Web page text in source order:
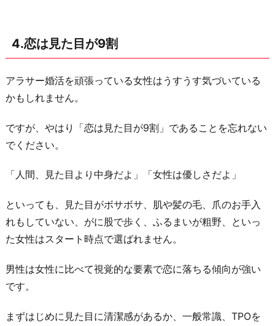
4.恋は見た目が9割
アラサー婚活を頑張っている女性はうすうす気づいている
かもしれません。
ですが、やはり「恋は見た目が9割」であることを忘れない
でください。
「人間、見た目より中身だよ」「女性は優しさだよ」
といっても、見た目がボサボサ、肌や髪の毛、爪のお手入
れもしていない、がに股で歩く、ふるまいが粗野、といっ
た女性はスタート時点で選ばれません。
男性は女性に比べて視覚的な要素で恋に落ちる傾向が強い
です。
まずはじめに見た目に清潔感があるか、一般常識、TPOを